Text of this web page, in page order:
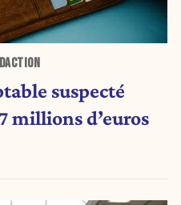
suspecté
millions d’euros